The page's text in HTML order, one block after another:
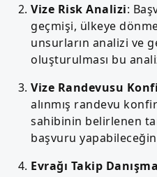
Vize Risk Analizi:
geçmişi, ülkeye
unsurların analizi ve
oluşturulması bu
Vize Randevusu
alınmış randevu
sahibinin belirlenen
başvuru
Evrağı Takip